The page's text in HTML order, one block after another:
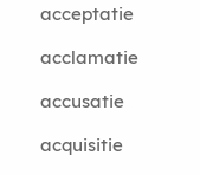
acceptatie
acclamatie
accusatie
acquisitie